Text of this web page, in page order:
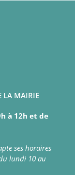
LA MAIRIE
à 12h et de
ses horaires
lundi 10 au